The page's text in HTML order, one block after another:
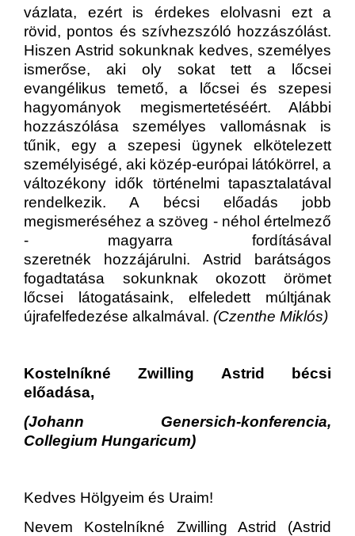
vázlata, ezért is érdekes elolvasni ezt a
rövid, pontos és szívhezszóló hozzászólást.
Hiszen Astrid sokunknak kedves, személyes
ismerőse, aki oly sokat tett a lőcsei
evangélikus temető, a lőcsei és szepesi
hagyományok megismertetéséért. Alábbi
hozzászólása személyes vallomásnak is
tűnik, egy a szepesi ügynek elkötelezett
személyiségé, aki közép-európai látókörrel, a
változékony idők történelmi tapasztalatával
rendelkezik. A bécsi előadás jobb
megismeréséhez a szöveg - néhol értelmező
- magyarra fordításával
szeretnék hozzájárulni. Astrid barátságos
fogadtatása sokunknak okozott örömet
lőcsei látogatásaink, elfeledett múltjának
újrafelfedezése alkalmával. (Czenthe Miklós)
Kostelníkné Zwilling Astrid bécsi
előadása,
(Johann Genersich-konferencia,
Collegium Hungaricum)
Kedves Hölgyeim és Uraim!
Nevem Kostelníkné Zwilling Astrid (Astrid